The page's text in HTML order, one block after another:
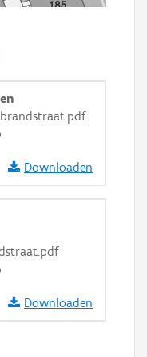
Downloaden
Downloaden